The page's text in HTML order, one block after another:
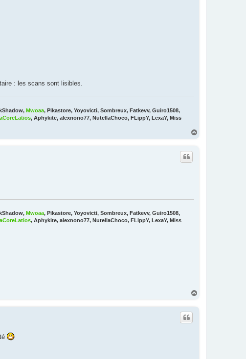
: les scans sont lisibles.
Mwoaa, Pikastore, Yoyovicti, Sombreux, Fatkevv, Guiro1508,
, Aphykite, alexnono77, NutellaChoco, FLippY, LexaY, Miss
Mwoaa, Pikastore, Yoyovicti, Sombreux, Fatkevv, Guiro1508,
, Aphykite, alexnono77, NutellaChoco, FLippY, LexaY, Miss